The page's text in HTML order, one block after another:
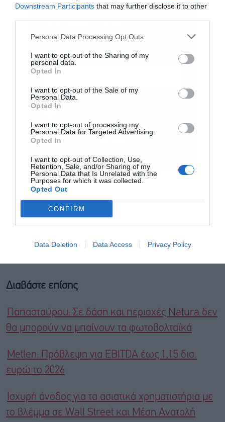
Downstream Participants that may further disclose it to other
Personal Data Processing Opt Outs
I want to opt-out of the Sharing of my
personal data.
Opted In
I want to opt-out of the Sale of my
Personal Data.
Opted In
I want to opt-out of processing my
Personal Data for Targeted Advertising.
Opted In
I want to opt-out of Collection, Use,
Retention, Sale, and/or Sharing of my
Personal Data that Is Unrelated with the
Purposes for which it was collected.
Opted Out
CONFIRM
Data Deletion Data Access Privacy Policy
ενδιαφέροντος για την Ελλάδα.
Οι δύο Υπουργοί συμφώνησαν στην περαιτέρω
ενίσχυση της στενής συνεργασίας και ανταλλαγής
τεχνογνωσίας στην προστασία του φυσικού
κλιματικής αλλαγής. Τέλος, ο κ. Παπασταύρου
σύντομα τη χώρα μας.
Διαβάστε επίσης
Παπασταύρου: Σε δάση και περιοχές Natura δεν
θα μπορούν να μπαίνουν τα φωτοβολταϊκά
Metlen: Πρόβλεψη για EBITDA έως 1,15 δισ.
ευρώ το 2026
Ισχυρή άνοδος για τα ασιατικά χρηματιστήρια με
το βλέμμα σε Wall Street και Μέση Ανατολή
Εγγραφή στο
newsletter
Αποδέχομαι τους